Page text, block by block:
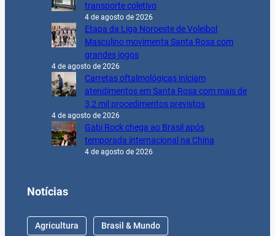
transporte coletivo
4 de agosto de 2026
Etapa da Liga Noroeste de Voleibol
Masculino movimenta Santa Rosa com
grandes jogos
4 de agosto de 2026
Carretas oftalmológicas iniciam
atendimentos em Santa Rosa com mais de
3,2 mil procedimentos previstos
4 de agosto de 2026
Gabi Rock chega ao Brasil após
temporada internacional na China
4 de agosto de 2026
Notícias
Agricultura Brasil & Mundo